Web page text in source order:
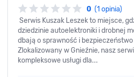
0 (1 opinia)
Serwis Kuszak Leszek to miejsce,
dziedzinie autoelektroniki i drobnej
dbają o sprawność i
Zlokalizowany w Gnieźnie, nasz
kompleksowe usługi dla...